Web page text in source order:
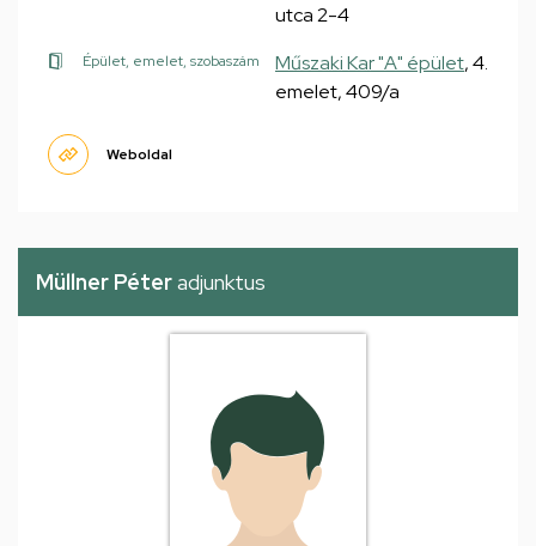
utca 2-4
Épület, emelet, szobaszám Műszaki Kar "A" épület, 4.
emelet, 409/a
Weboldal
Müllner Péteradjunktus